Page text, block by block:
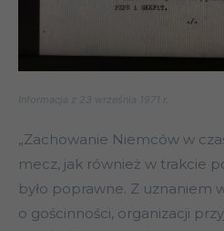
Informacja z 23 września 1971 r.
„Zachowanie Niemców w
mecz, jak również w trakcie
było poprawne. Z uznaniem
o gościnności, organizacji